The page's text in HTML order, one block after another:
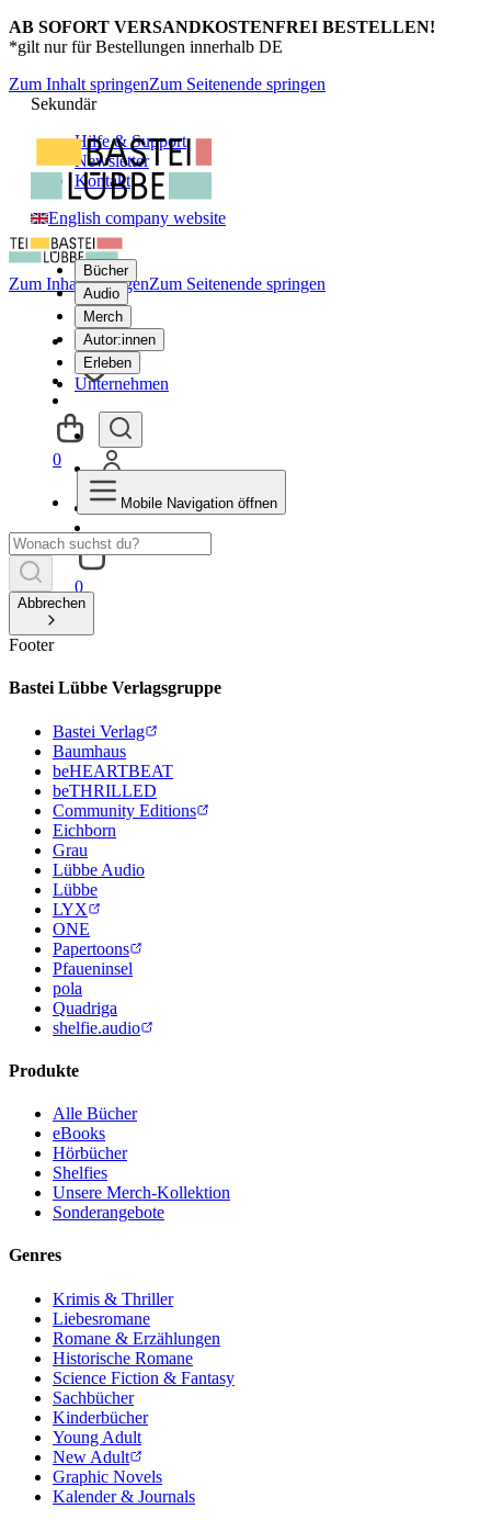
AB SOFORT VERSANDKOSTENFREI BESTELLEN!
*gilt nur für Bestellungen innerhalb DE
Zum Inhalt springenZum Seitenende springen
Sekundär
Hilfe & Support
Newsletter
Kontakt
English company website
Bücher
Audio
Merch
Autor:innen
Erleben
Unternehmen
0
Zum Inhalt springenZum Seitenende springen
0
Mobile Navigation öffnen
Abbrechen
Footer
Bastei Lübbe Verlagsgruppe
Bastei Verlag
Baumhaus
beHEARTBEAT
beTHRILLED
Community Editions
Eichborn
Grau
Lübbe Audio
Lübbe
LYX
ONE
Papertoons
Pfaueninsel
pola
Quadriga
shelfie.audio
Produkte
Alle Bücher
eBooks
Hörbücher
Shelfies
Unsere Merch-Kollektion
Sonderangebote
Genres
Krimis & Thriller
Liebesromane
Romane & Erzählungen
Historische Romane
Science Fiction & Fantasy
Sachbücher
Kinderbücher
Young Adult
New Adult
Graphic Novels
Kalender & Journals